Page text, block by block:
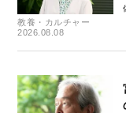
教養・カルチャー
2026.08.08